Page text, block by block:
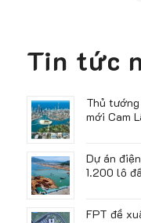
Tin tức
Thủ
mới Cam
Dự án
1.200 lô
FPT đề